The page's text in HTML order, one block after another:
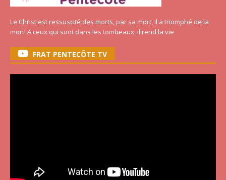
Le Christ est ressuscité des morts, par sa mort, il a triomphé de la
mort! A ceux qui sont dans les tombeaux, il rend la vie
FRAT PENTECÔTE TV